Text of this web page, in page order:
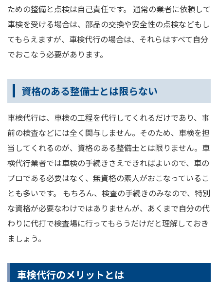
ための整備と点検は自己責任です。 通常の業者に依頼して
車検を受ける場合は、部品の交換や安全性の点検などもし
てもらえますが、車検代行の場合は、それらはすべて自分
でおこなう必要があります。
資格のある整備士とは限らない
車検代行は、車検の工程を代行してくれるだけであり、事
前の検査などには全く関与しません。そのため、車検を担
当してくれるのが、資格のある整備士とは限りません。車
検代行業者では車検の手続きさえできればよいので、車の
プロである必要はなく、無資格の素人がおこなっているこ
とも多いです。 もちろん、検査の手続きのみなので、特別
な資格が必要なわけではありませんが、あくまで自分の代
わりに代打で検査場に行ってもらうだけだと理解しておき
ましょう。
車検代行のメリットとは